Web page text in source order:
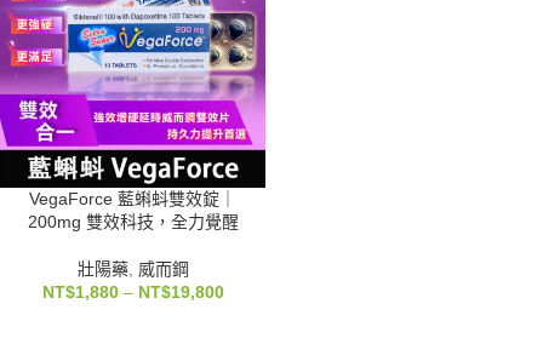
VegaForce 藍蝌蚪雙效錠｜
200mg 雙效科技，全力覺醒
壯陽藥, 威而鋼
NT$1,880 – NT$19,800